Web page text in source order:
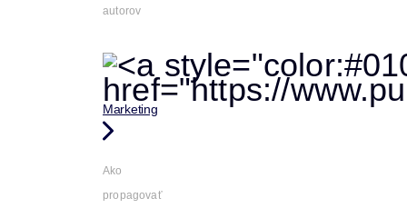
autorov
Marketing
Ako
propagovať